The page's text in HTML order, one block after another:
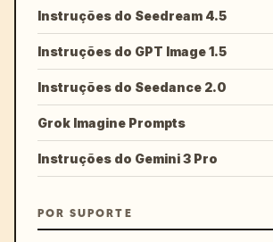
Instruções do Seedream 4.5
Instruções do GPT Image 1.5
Instruções do Seedance 2.0
Grok Imagine Prompts
Instruções do Gemini 3 Pro
POR SUPORTE